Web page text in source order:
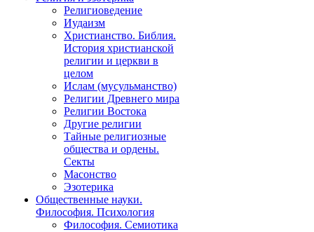
Религиоведение
Иудаизм
Христианство. Библия.
История христианской
религии и церкви в
целом
Ислам (мусульманство)
Религии Древнего мира
Религии Востока
Другие религии
Тайные религиозные
общества и ордены.
Секты
Масонство
Эзотерика
Общественные науки.
Философия. Психология
Философия. Семиотика